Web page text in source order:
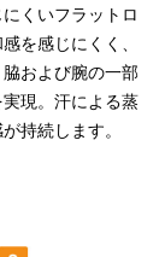
くいフラットロ
を感じにくく、
および腕の一部
現。汗による蒸
持続します。